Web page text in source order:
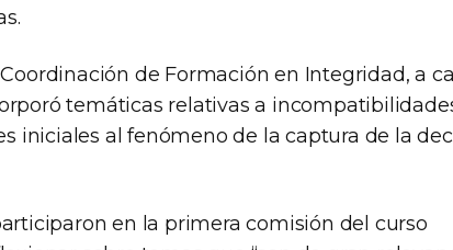
de Formación en Integridad, a
temáticas relativas a
iniciales al fenómeno de la captura de la
en la primera comisión del curso